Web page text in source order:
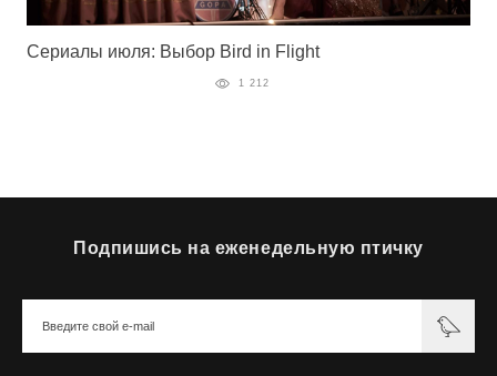
Сериалы июля: Выбор Bird in Flight
1 212
Подпишись на еженедельную птичку